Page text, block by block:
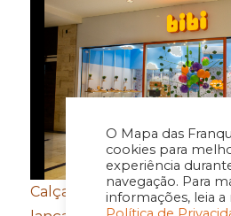
O Mapa das
cookies para
experiência
navegação. Para
informações, leia a
Calçados Bibi amplia